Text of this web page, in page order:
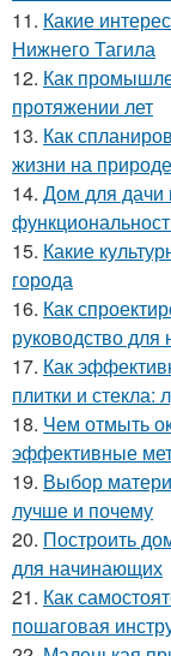
11. Какие
Нижнего Тагила
12. Как
протяжении лет
13. Как
жизни на природе
14. Дом для дачи
15. Какие
города
16. Как
руководство
17. Как
плитки и стекла:
18. Чем отмыть
эффективные
19. Выбор
лучше и почему
20. Построить
для начинающих
21. Как
пошаговая